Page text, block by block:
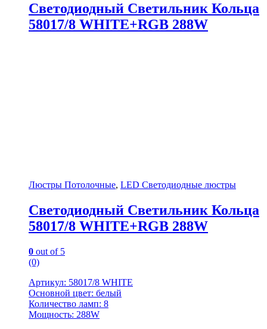
Светодиодный Светильник Кольца
58017/8 WHITE+RGB 288W
Люстры Потолочные, LED Светодиодные люстры
Светодиодный Светильник Кольца
58017/8 WHITE+RGB 288W
0 out of 5
(0)
Артикул: 58017/8 WHITE
Основной цвет: белый
Количество ламп: 8
Мощность: 288W